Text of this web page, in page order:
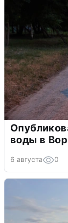
воды в
6 августа 0